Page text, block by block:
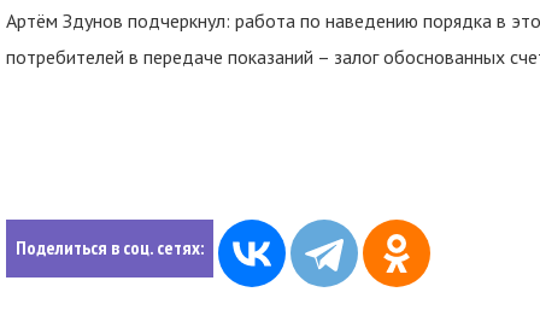
Артём Здунов подчеркнул: работа по наведению порядка в
потребителей в передаче показаний – залог обоснованных
Поделиться в соц. сетях: